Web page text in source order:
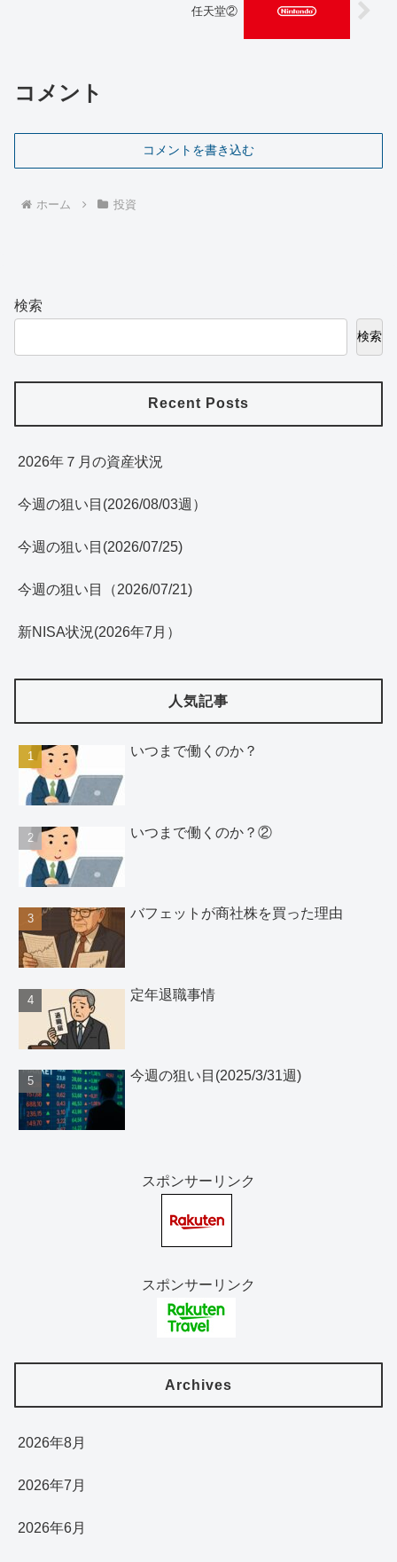
任天堂②
コメント
コメントを書き込む
ホーム 投資
検索
検索
Recent Posts
2026年７月の資産状況
今週の狙い目(2026/08/03週）
今週の狙い目(2026/07/25)
今週の狙い目（2026/07/21)
新NISA状況(2026年7月）
人気記事
いつまで働くのか？
いつまで働くのか？②
バフェットが商社株を買った理由
定年退職事情
今週の狙い目(2025/3/31週)
スポンサーリンク
スポンサーリンク
Archives
2026年8月
2026年7月
2026年6月